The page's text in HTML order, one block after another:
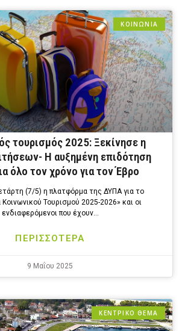
ΚΟΙΝΩΝΙΑ
τουρισμός 2025: Ξεκίνησε η
Η αυξημένη επιδότηση
όλο τον χρόνο για τον Έβρο
(7/5) η πλατφόρμα της ΔΥΠΑ για το
Τουρισμού 2025-2026» και οι
ενδιαφερόμενοι που έχουν…
ΠΕΡΙΣΣΟΤΕΡΑ
9 Μαΐου 2025
ΚΕΝΤΡΙΚΟ ΘΕΜΑ